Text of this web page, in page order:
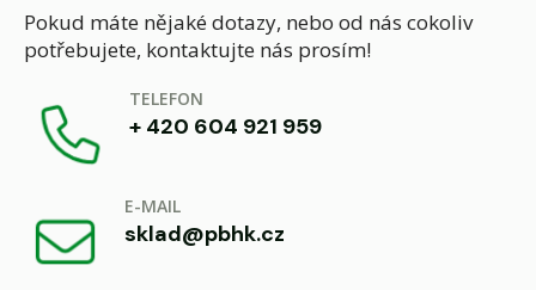
Pokud máte nějaké dotazy, nebo od nás cokoliv
potřebujete, kontaktujte nás prosím!
TELEFON
+ 420 604 921 959
E-MAIL
sklad@pbhk.cz